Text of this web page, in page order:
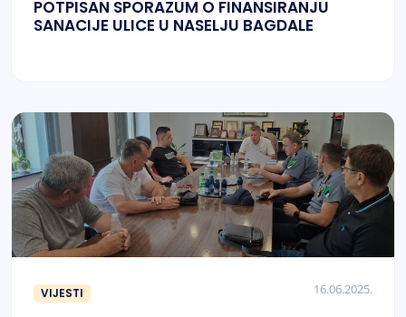
POTPISAN SPORAZUM O FINANSIRANJU
SANACIJE ULICE U NASELJU BAGDALE
VIJESTI 16.06.2025.